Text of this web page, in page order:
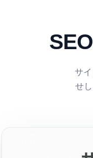
サ
せ